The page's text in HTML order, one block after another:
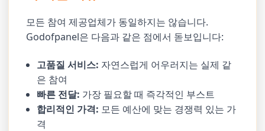
모든 참여 제공업체가 동일하지는 않습니다.
Godofpanel은 다음과 같은 점에서 돋보입니다:
고품질 서비스: 자연스럽게 어우러지는 실제 같
은 참여
빠른 전달: 가장 필요할 때 즉각적인 부스트
합리적인 가격: 모든 예산에 맞는 경쟁력 있는 가
격